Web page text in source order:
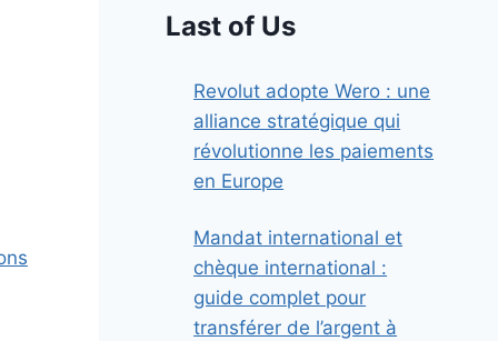
Last of Us
Revolut adopte Wero : une
alliance stratégique qui
révolutionne les paiements
en Europe
Mandat international et
chèque international :
guide complet pour
transférer de l’argent à